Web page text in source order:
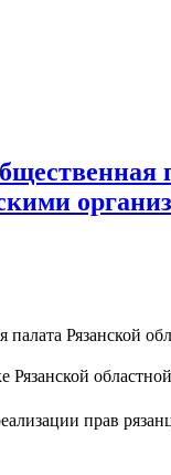
палата Рязанской
прав